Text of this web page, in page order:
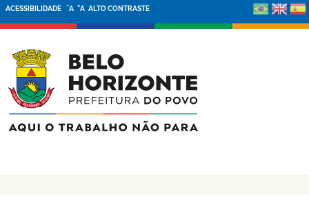
ACESSIBILIDADE -A +A ALTO CONTRASTE